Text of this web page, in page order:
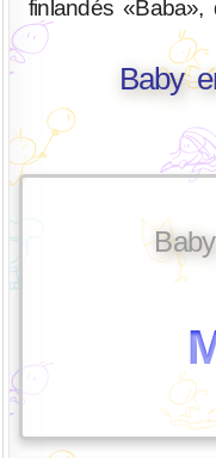
finlandés «Baba»,
Baby